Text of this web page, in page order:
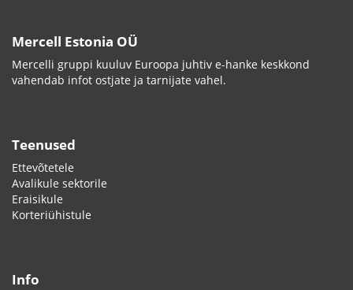
Mercell Estonia OÜ
Mercelli gruppi kuuluv Euroopa juhtiv e-hanke keskkond
vahendab infot ostjate ja tarnijate vahel.
Teenused
Ettevõtetele
Avalikule sektorile
Eraisikule
Korteriühistule
Info